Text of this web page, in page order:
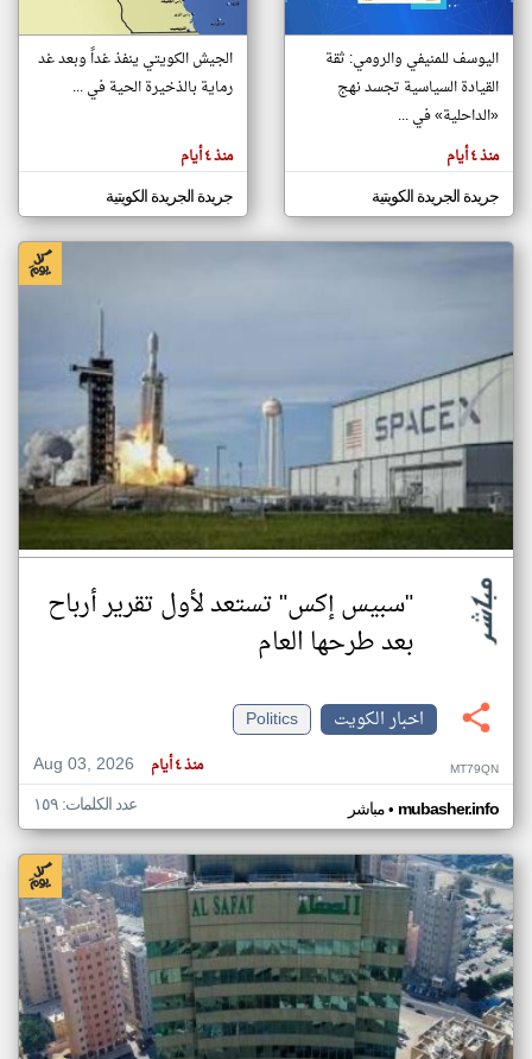
تغيير الدولة
اخبار الكويت على مدار الساعة
أهم اخبار الكويت العاجلة والمباشرة
المقالات
هنا عن
وجهة
نظر
كاتبيها.
اليوسف للمنيفي والرومي: ثقة
القيادة السياسية تجسد نهج
«الداحلية» في ...
منذ ٤ أيام
جريدة الجريدة الكويتية
الجيش الكويتي ينفذ غداً وبعد غد
رماية بالذخيرة الحية في ...
منذ ٤ أيام
جريدة الجريدة الكويتية
"سبيس إكس" تستعد لأول تقرير أرباح
بعد طرحها العام
اخبار الكويت
Politics
Aug 03, 2026
منذ ٤ أيام MT79QN
مباشر• mubasher.info عدد الكلمات: ١٥٩
klyoum.com